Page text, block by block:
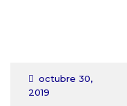
Contactooctubre 30,
2019